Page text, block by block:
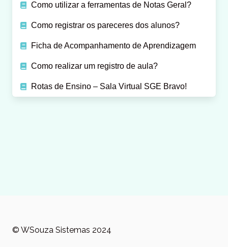
Como utilizar a ferramentas de Notas Geral?
Como registrar os pareceres dos alunos?
Ficha de Acompanhamento de Aprendizagem
Como realizar um registro de aula?
Rotas de Ensino – Sala Virtual SGE Bravo!
© WSouza Sistemas 2024